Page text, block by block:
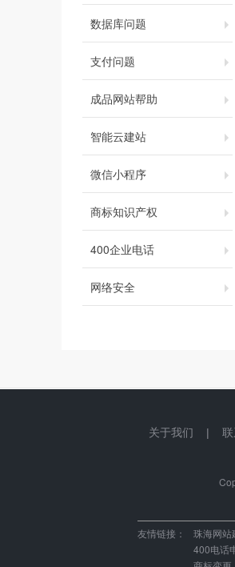
数据库问题
支付问题
成品网站帮助
智能云建站
微信小程序
商标知识产权
400企业电话
网络安全
关于我们 |
友情链接： 珠海网站
400电话